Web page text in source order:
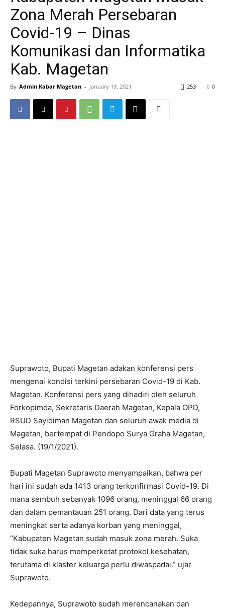
Zona Merah Persebaran
Covid-19 – Dinas
Komunikasi dan Informatika
Kab. Magetan
By Admin Kabar Magetan - January 19, 2021 0
253
Suprawoto, Bupati Magetan adakan konferensi pers
mengenai kondisi terkini persebaran Covid-19 di Kab.
Magetan. Konferensi pers yang dihadiri oleh seluruh
Forkopimda, Sekretaris Daerah Magetan, Kepala OPD,
RSUD Sayidiman Magetan dan seluruh awak media di
Magetan, bertempat di Pendopo Surya Graha Magetan,
Selasa. (19/1/2021).
Bupati Magetan Suprawoto menyampaikan, bahwa per
hari ini sudah ada 1413 orang terkonfirmasi Covid-19. Di
mana sembuh sebanyak 1096 orang, meninggal 66 orang
dan dalam pemantauan 251 orang. Dari data yang terus
meningkat serta adanya korban yang meninggal,
“Kabupaten Magetan sudah masuk zona merah. Suka
tidak suka harus memperketat protokol kesehatan,
terutama di klaster keluarga perlu diwaspadai.” ujar
Suprawoto.
Kedepannya, Suprawoto sudah merencanakan dan